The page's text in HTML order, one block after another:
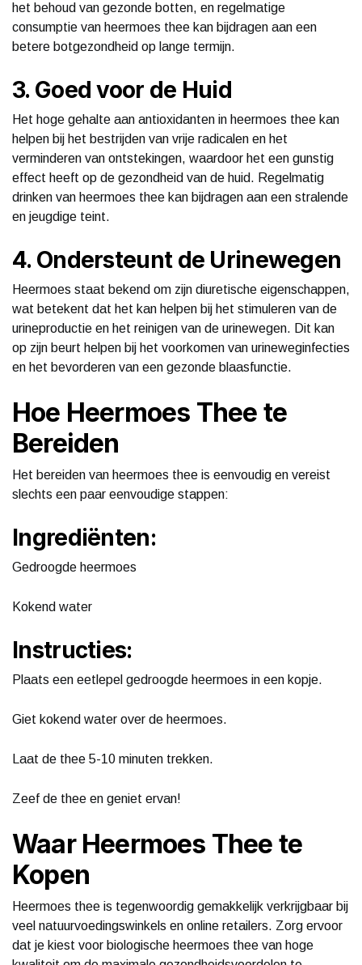
het behoud van gezonde botten, en regelmatige
consumptie van heermoes thee kan bijdragen aan een
betere botgezondheid op lange termijn.
3. Goed voor de Huid
Het hoge gehalte aan antioxidanten in heermoes thee kan
helpen bij het bestrijden van vrije radicalen en het
verminderen van ontstekingen, waardoor het een gunstig
effect heeft op de gezondheid van de huid. Regelmatig
drinken van heermoes thee kan bijdragen aan een stralende
en jeugdige teint.
4. Ondersteunt de Urinewegen
Heermoes staat bekend om zijn diuretische eigenschappen,
wat betekent dat het kan helpen bij het stimuleren van de
urineproductie en het reinigen van de urinewegen. Dit kan
op zijn beurt helpen bij het voorkomen van urineweginfecties
en het bevorderen van een gezonde blaasfunctie.
Hoe Heermoes Thee te
Bereiden
Het bereiden van heermoes thee is eenvoudig en vereist
slechts een paar eenvoudige stappen:
Ingrediënten:
Gedroogde heermoes
Kokend water
Instructies:
Plaats een eetlepel gedroogde heermoes in een kopje.
Giet kokend water over de heermoes.
Laat de thee 5-10 minuten trekken.
Zeef de thee en geniet ervan!
Waar Heermoes Thee te
Kopen
Heermoes thee is tegenwoordig gemakkelijk verkrijgbaar bij
veel natuurvoedingswinkels en online retailers. Zorg ervoor
dat je kiest voor biologische heermoes thee van hoge